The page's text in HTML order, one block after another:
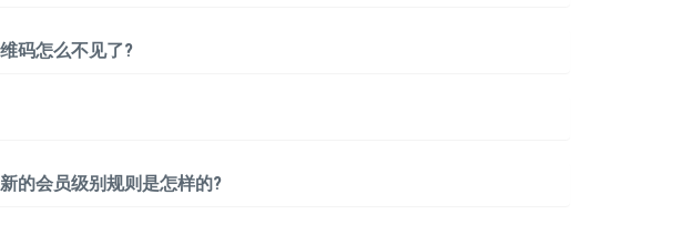
码怎么不见了?
的会员级别规则是怎样的?